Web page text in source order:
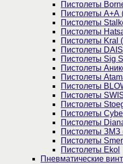
Пистолеты
Пистолеты А+А
Пистолеты
Пистолеты
Пистолеты Kral
Пистолеты
Пистолеты Sig
Пистолеты
Пистолеты
Пистолеты
Пистолеты
Пистолеты
Пистолеты
Пистолеты
Пистолеты ЗМЗ
Пистолеты
Пистолеты Ekol
Пневматические